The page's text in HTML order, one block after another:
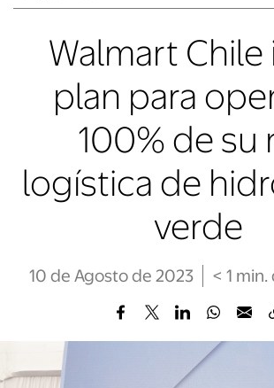
Walmart Chile
plan para
100% de su
logística de
verde
10 de Agosto de 2023 < 1 min.